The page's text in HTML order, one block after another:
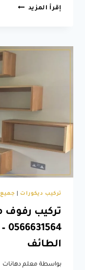
إقرأ المزيد ديكورات
الطائف
إطلالات
في
الروعة
خاصة
يتوفر
لدينا
في
تركيب ديكورات
تركيب رفوف
الطائف
بواسطة معلم دهانات